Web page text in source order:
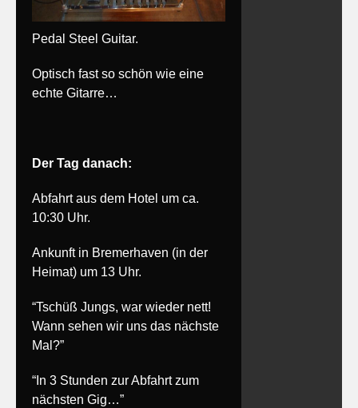
Pedal Steel Guitar.
Optisch fast so schön wie eine
echte Gitarre…
Der Tag danach:
Abfahrt aus dem Hotel um ca.
10:30 Uhr.
Ankunft in Bremerhaven (in der
Heimat) um 13 Uhr.
“Tschüß Jungs, war wieder nett!
Wann sehen wir uns das nächste
Mal?”
“In 3 Stunden zur Abfahrt zum
nächsten Gig…”